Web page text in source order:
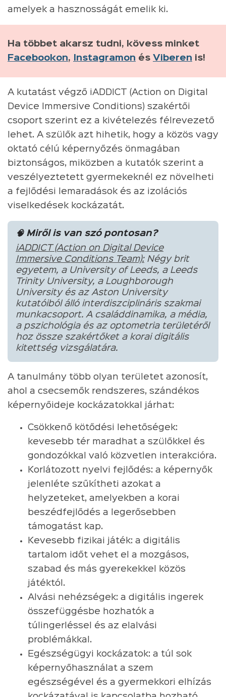
amelyek a hasznosságát emelik ki.
Ha többet akarsz tudni, kövess minket
Facebookon, Instagramon és Viberen is!
A kutatást végző iADDICT (Action on Digital
Device Immersive Conditions) szakértői
csoport szerint ez a kivételezés félrevezető
lehet. A szülők azt hihetik, hogy a közös vagy
oktató célú képernyőzés önmagában
biztonságos, miközben a kutatók szerint a
veszélyeztetett gyermekeknél ez növelheti
a fejlődési lemaradások és az izolációs
viselkedések kockázatát.
🧠 Miről is van szó pontosan?
iADDICT (Action on Digital Device
Immersive Conditions Team):Négy brit
egyetem, a University of Leeds, a Leeds
Trinity University, a Loughborough
University és az Aston University
kutatóiból álló interdiszciplináris szakmai
munkacsoport. A családdinamika, a média,
a pszichológia és az optometria területéről
hoz össze szakértőket a korai digitális
kitettség vizsgálatára.
A tanulmány több olyan területet azonosít,
ahol a csecsemők rendszeres, szándékos
képernyőideje kockázatokkal járhat:
Csökkenő kötődési lehetőségek:
kevesebb tér maradhat a szülőkkel és
gondozókkal való közvetlen interakcióra.
Korlátozott nyelvi fejlődés: a képernyők
jelenléte szűkítheti azokat a
helyzeteket, amelyekben a korai
beszédfejlődés a legerősebben
támogatást kap.
Kevesebb fizikai játék: a digitális
tartalom időt vehet el a mozgásos,
szabad és más gyerekekkel közös
játéktól.
Alvási nehézségek: a digitális ingerek
összefüggésbe hozhatók a
túlingerléssel és az elalvási
problémákkal.
Egészségügyi kockázatok: a túl sok
képernyőhasználat a szem
egészségével és a gyermekkori elhízás